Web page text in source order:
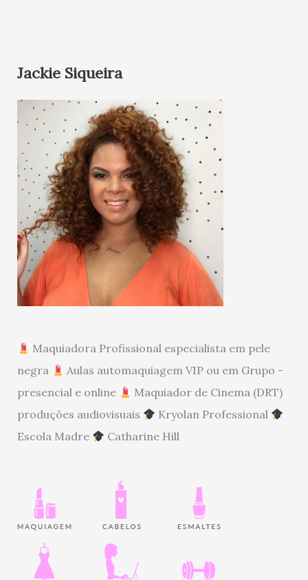
Jackie Siqueira
Maquiadora Profissional especialista em pele
negra
Aulas automaquiagem VIP ou em Grupo -
presencial e online
Maquiador de Cinema (DRT)
produções audiovisuais
Kryolan Professional
Escola Madre
Catharine Hill